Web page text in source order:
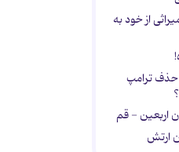
| چه میراثی از خود به
حذف ترامپ
اربعین - قم
ارتش